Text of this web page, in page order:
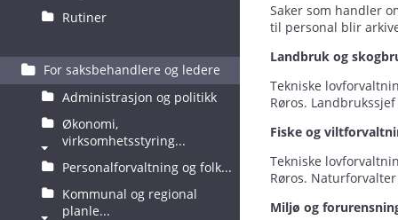
Rutiner
For saksbehandlere og ledere
Administrasjon og politikk
Økonomi,
virksomhetsstyring...
Personalforvaltning og folk...
Kommunal og regional
planle...
Saker som handler
til personal blir
Landbruk og
Tekniske
Røros.
Fiske og
Tekniske
Røros.
Miljø og